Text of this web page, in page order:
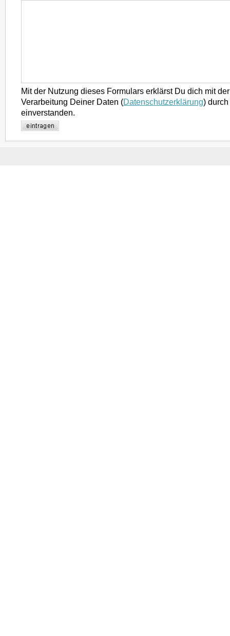
Mit der Nutzung dieses Formulars erklärst Du dich mit
Verarbeitung Deiner Daten (Datenschutzerklärung)
einverstanden.